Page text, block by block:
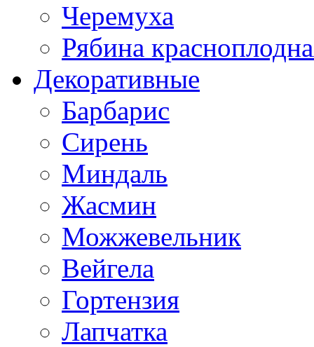
Черемуха
Рябина
Декоративные
Барбарис
Сирень
Миндаль
Жасмин
Можжевельник
Вейгела
Гортензия
Лапчатка